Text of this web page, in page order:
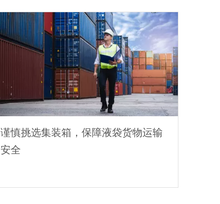
谨慎挑选集装箱，保障液袋货物运输
安全